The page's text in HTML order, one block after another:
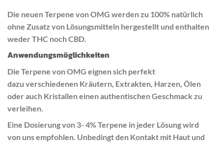
Die neuen Terpene von OMG werden zu 100% natürlich
ohne Zusatz von Lösungsmitteln hergestellt und enthalten
weder THC noch CBD.
Anwendungsmöglichkeiten
Die Terpene von OMG eignen sich perfekt
dazu verschiedenen Kräutern, Extrakten, Harzen, Ölen
oder auch Kristallen einen authentischen Geschmack zu
verleihen.
Eine Dosierung von 3- 4% Terpene in jeder Lösung wird
von uns empfohlen. Unbedingt den Kontakt mit Haut und